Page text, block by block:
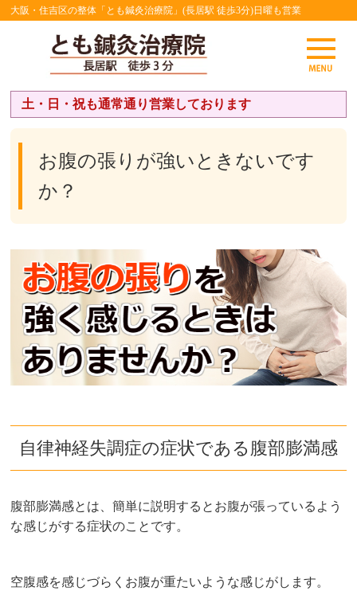
大阪・住吉区の整体「とも鍼灸治療院」(長居駅 徒歩3分)日曜も営業
土・日・祝も通常通り営業しております
お腹の張りが強いときないです
か？
自律神経失調症の症状である腹部膨満感
腹部膨満感とは、簡単に説明するとお腹が張っているよう
な感じがする症状のことです。
空腹感を感じづらくお腹が重たいような感じがします。